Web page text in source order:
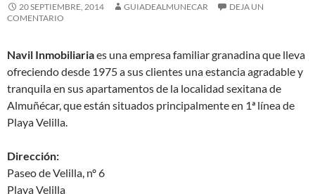
20 SEPTIEMBRE, 2014 GUIADEALMUNECAR
DEJA UN
COMENTARIO
Navil Inmobiliariaes una empresa familiar granadina que lleva
ofreciendo desde 1975 a sus clientes una estancia agradable y
tranquila en sus apartamentos de la localidad sexitana de
Almuñécar, que están situados principalmente en 1ª línea de
Playa Velilla.
Dirección:
Paseo de Velilla, nº 6
Playa Velilla